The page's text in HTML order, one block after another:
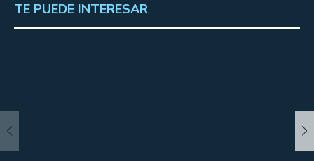
TE PUEDE INTERESAR